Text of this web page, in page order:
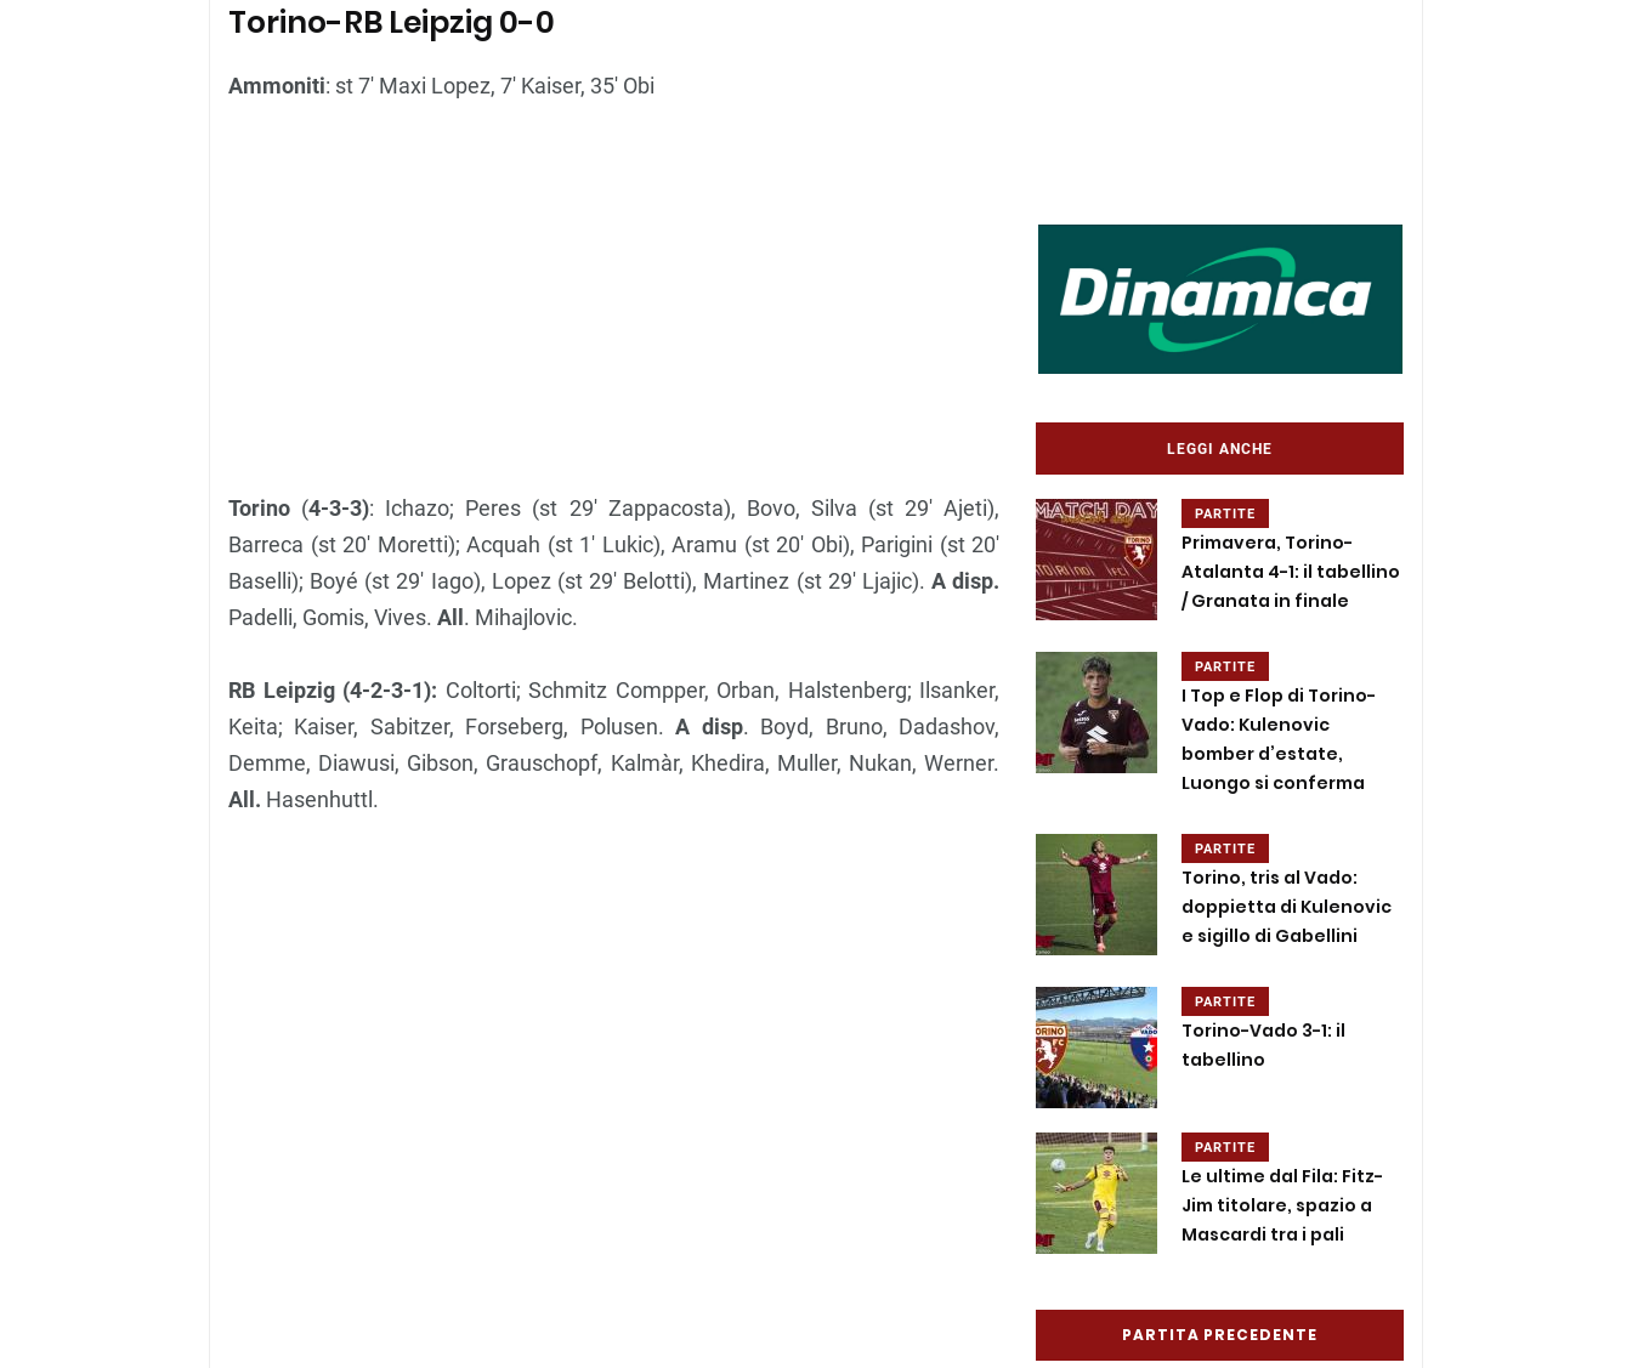
Torino-RB Leipzig 0-0
Ammoniti: st 7′ Maxi Lopez, 7′ Kaiser, 35′ Obi
Torino (4-3-3): Ichazo; Peres (st 29′ Zappacosta), Bovo, Silva (st 29′ Ajeti),
Barreca (st 20′ Moretti); Acquah (st 1′ Lukic), Aramu (st 20′ Obi), Parigini (st 20′
Baselli); Boyé (st 29′ Iago), Lopez (st 29′ Belotti), Martinez (st 29′ Ljajic).A disp.
Padelli, Gomis, Vives. All . Mihajlovic.
RB Leipzig (4-2-3-1): Coltorti; Schmitz Compper, Orban, Halstenberg; Ilsanker,
Keita; Kaiser, Sabitzer, Forseberg, Polusen.A disp. Boyd, Bruno, Dadashov,
Demme, Diawusi, Gibson, Grauschopf, Kalmàr, Khedira, Muller, Nukan, Werner.
All. Hasenhuttl.
LEGGI ANCHE
PARTITE
Primavera, Torino-
Atalanta 4-1: il tabellino
/ Granata in finale
PARTITE
I Top e Flop di Torino-
Vado: Kulenovic
bomber d’estate,
Luongo si conferma
PARTITE
Torino, tris al Vado:
doppietta di Kulenovic
e sigillo di Gabellini
PARTITE
Torino-Vado 3-1: il
tabellino
PARTITE
Le ultime dal Fila: Fitz-
Jim titolare, spazio a
Mascardi tra i pali
PARTITA PRECEDENTE